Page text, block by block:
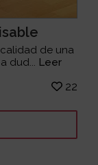
de una
dud... Leer
22